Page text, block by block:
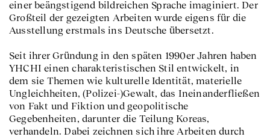
einer beängstigend bildreichen Sprache imaginiert. Der
Großteil der gezeigten Arbeiten wurde eigens für die
Ausstellung erstmals ins Deutsche übersetzt.
Seit ihrer Gründung in den späten 1990er Jahren haben
YHCHI einen charakteristischen Stil entwickelt, in
dem sie Themen wie kulturelle Identität, materielle
Ungleichheiten, (Polizei-)Gewalt, das Ineinanderfließen
von Fakt und Fiktion und geopolitische
Gegebenheiten, darunter die Teilung Koreas,
verhandeln. Dabei zeichnen sich ihre Arbeiten durch